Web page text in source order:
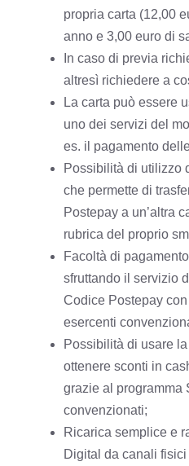
propria carta (12,00
anno e 3,00 euro di
In caso di previa
altresì richiedere a
La carta può essere
uno dei servizi del
es. il pagamento
Possibilità di utilizzo
che permette di
Postepay a un’altra
rubrica del proprio
Facoltà di
sfruttando il servizio
Codice Postepay
esercenti
Possibilità di usare
ottenere sconti in
grazie al programma
convenzionati;
Ricarica semplice e
Digital da canali